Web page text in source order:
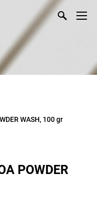
WASH, 100 gr
POWDER